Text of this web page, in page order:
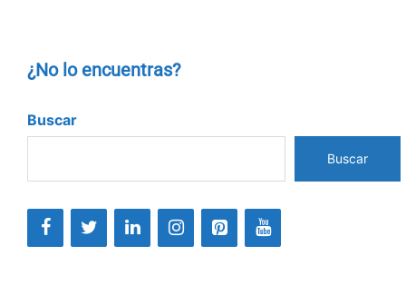
¿No lo encuentras?
Buscar
Buscar